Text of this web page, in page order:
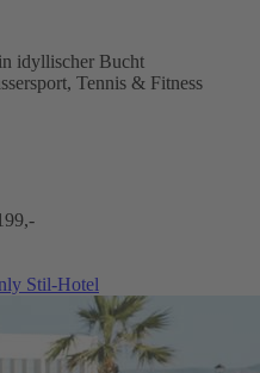
idyllischer Bucht
Tennis & Fitness
Stil-Hotel